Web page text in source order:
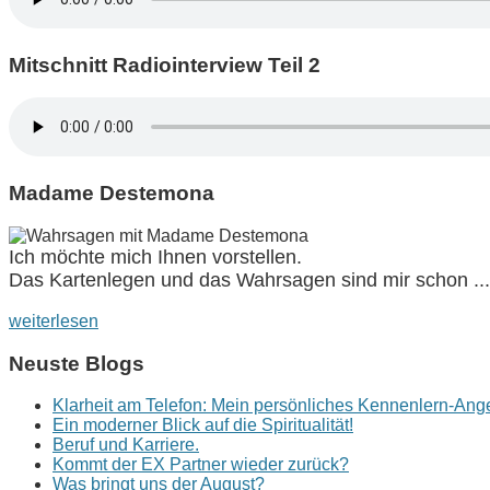
Mitschnitt Radiointerview Teil 2
Madame Destemona
Ich möchte mich Ihnen vorstellen.
Das Kartenlegen und das Wahrsagen sind mir schon
weiterlesen
Neuste Blogs
Klarheit am Telefon: Mein persönliches Kennenlern-
Ein moderner Blick auf die Spiritualität!
Beruf und Karriere.
Kommt der EX Partner wieder zurück?
Was bringt uns der August?